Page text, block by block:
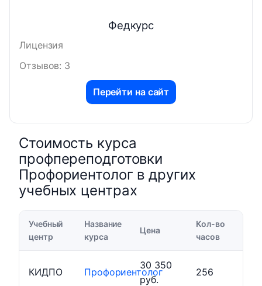
Федкурс
Лицензия
Отзывов: 3
Перейти на сайт
Стоимость курса
профпереподготовки
Профориентолог в других
учебных центрах
Учебный
центр
Название
курса
Цена
Кол-во
часов
КИДПО Профориентолог
30 350
руб.
256